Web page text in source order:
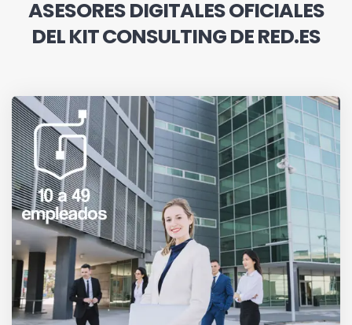
ASESORES DIGITALES OFICIALES
DEL KIT CONSULTING DE RED.ES